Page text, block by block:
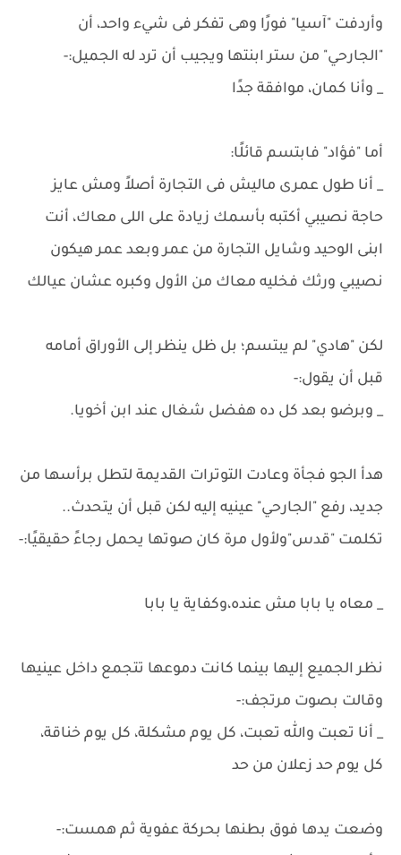
وأردفت "آسيا" فورًا وهى تفكر فى شيء واحد، أن
"الجارحي" من ستر ابنتها ويجيب أن ترد له الجميل:-
_ وأنا كمان، موافقة جدًا
أما "فؤاد" فابتسم قائلًا:
_ أنا طول عمرى ماليش فى التجارة أصلاً ومش عايز
حاجة نصيبي أكتبه بأسمك زيادة على اللى معاك، أنت
ابنى الوحيد وشايل التجارة من عمر وبعد عمر هيكون
نصيبي ورثك فخليه معاك من الأول وكبره عشان عيالك
لكن "هادي" لم يبتسم؛ بل ظل ينظر إلى الأوراق أمامه
قبل أن يقول:-
_ وبرضو بعد كل ده هفضل شغال عند ابن أخويا.
هدأ الجو فجأة وعادت التوترات القديمة لتطل برأسها من
جديد، رفع "الجارحي" عينيه إليه لكن قبل أن يتحدث..
تكلمت "قدس"ولأول مرة كان صوتها يحمل رجاءً حقيقيًا:-
_ معاه يا بابا مش عنده،وكفاية يا بابا
نظر الجميع إليها بينما كانت دموعها تتجمع داخل عينيها
وقالت بصوت مرتجف:-
_ أنا تعبت والله تعبت، كل يوم مشكلة، كل يوم خناقة،
كل يوم حد زعلان من حد
وضعت يدها فوق بطنها بحركة عفوية ثم همست:-